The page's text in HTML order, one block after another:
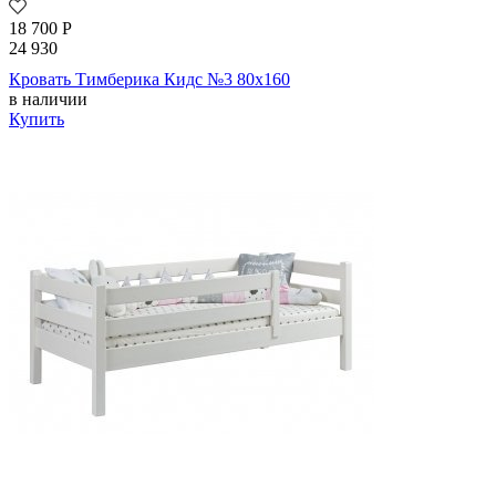
18 700 Р
24 930
Кровать Тимберика Кидс №3 80х160
в наличии
Купить